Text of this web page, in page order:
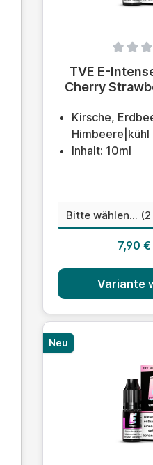
TVE E-
Cherry
Kirsche,
Himbeere|kühl
Inhalt: 10ml
7,90 €
Variante
Neu